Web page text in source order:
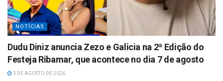
NOTÍCIAS
Dudu Diniz anuncia Zezo e Galicia na 2ª Edição do
Festeja Ribamar, que acontece no dia 7 de agosto
3 DE AGOSTO DE 2026